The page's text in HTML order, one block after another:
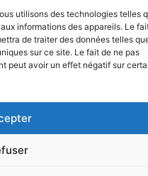
utilisons des technologies telles
informations des appareils. Le
de traiter des données telles
sur ce site. Le fait de ne pas
peut avoir un effet négatif sur
TOROFIESTA